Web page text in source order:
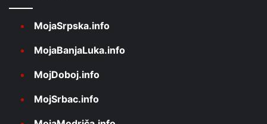
MojaSrpska.info
MojaBanjaLuka.info
MojDoboj.info
MojSrbac.info